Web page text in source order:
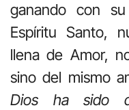
ganando con
Espíritu Santo,
llena de Amor,
sino del mismo
Dios ha sido